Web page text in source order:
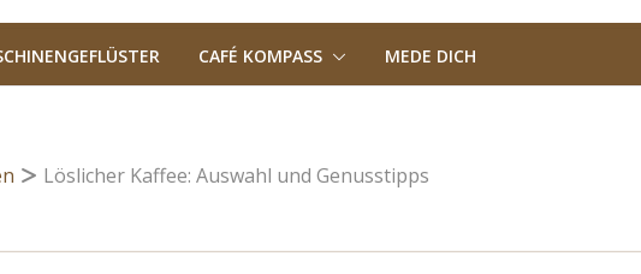
CAFÉ KOMPASS MEDE DICH
Löslicher Kaffee: Auswahl und Genusstipps